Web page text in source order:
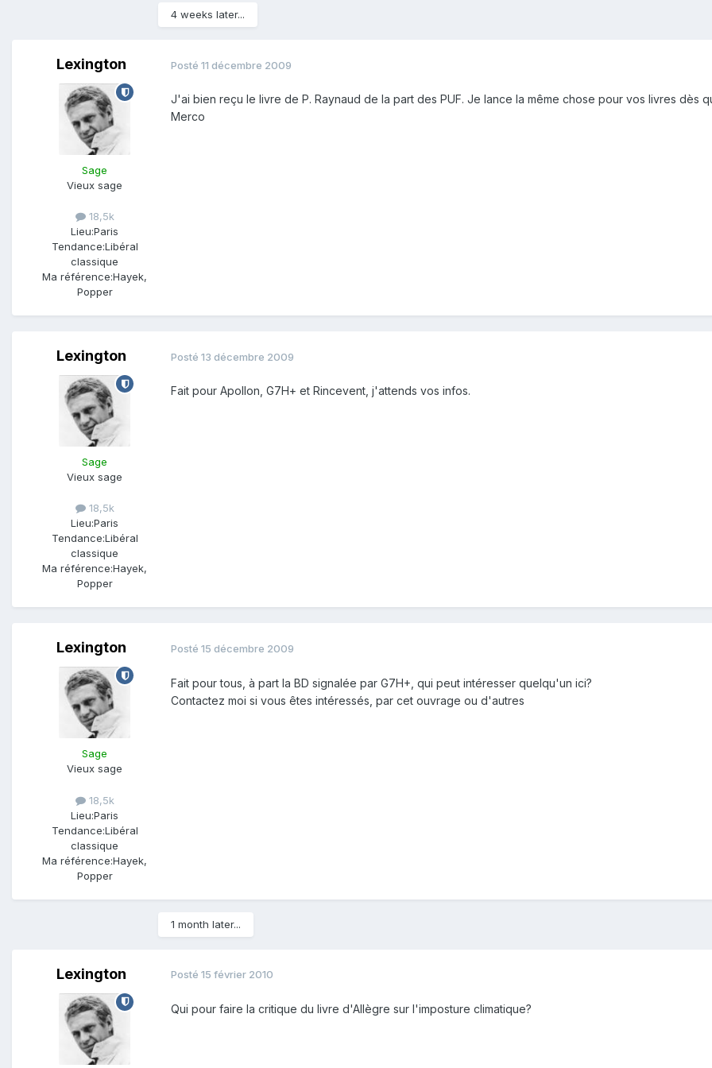
4 weeks later...
Lexington
Sage
Vieux sage
18,5k
Lieu:Paris
Tendance:Libéral
classique
Ma référence:Hayek,
Popper
Posté 11 décembre 2009
J'ai bien reçu le livre de P. Raynaud de la part des PUF. Je lance la même chose pour vos livres dès
Merco
Lexington
Sage
Vieux sage
18,5k
Lieu:Paris
Tendance:Libéral
classique
Ma référence:Hayek,
Popper
Posté 13 décembre 2009
Fait pour Apollon, G7H+ et Rincevent, j'attends vos infos.
Lexington
Sage
Vieux sage
18,5k
Lieu:Paris
Tendance:Libéral
classique
Ma référence:Hayek,
Popper
Posté 15 décembre 2009
Fait pour tous, à part la BD signalée par G7H+, qui peut intéresser quelqu'un ici?
Contactez moi si vous êtes intéressés, par cet ouvrage ou d'autres
1 month later...
Lexington Posté 15 février 2010
Qui pour faire la critique du livre d'Allègre sur l'imposture climatique?